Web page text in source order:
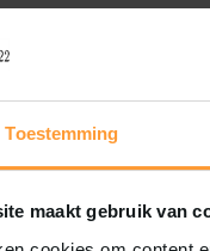
Toestemming
maakt gebruik van